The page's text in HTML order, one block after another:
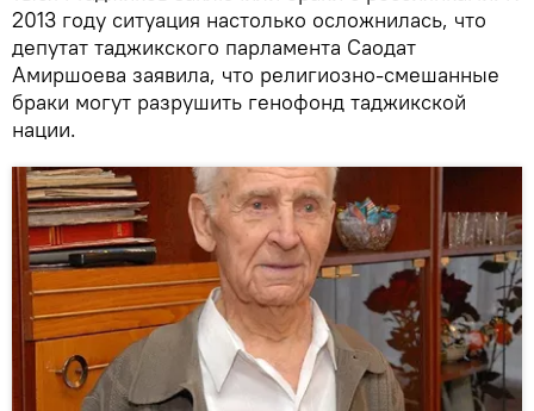
2013 году ситуация настолько осложнилась, что
депутат таджикского парламента Саодат
Амиршоева заявила, что религиозно-смешанные
браки могут разрушить генофонд таджикской
нации.